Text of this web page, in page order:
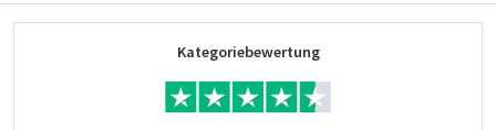
Kategoriebewertung